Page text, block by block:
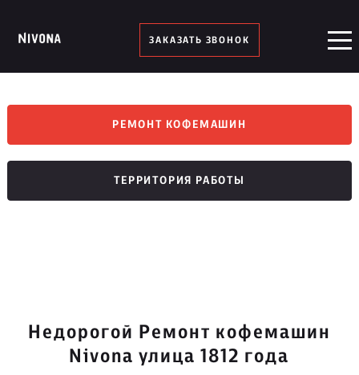
ЗАКАЗАТЬ ЗВОНОК
РЕМОНТ КОФЕМАШИН
ТЕРРИТОРИЯ РАБОТЫ
Недорогой Ремонт кофемашин
Nivona улица 1812 года